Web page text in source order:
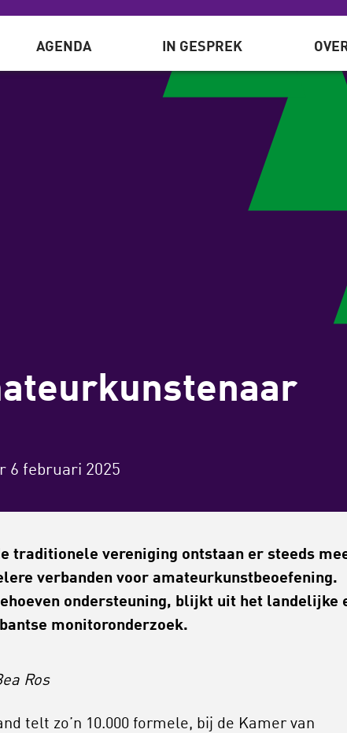
AGENDA IN GESPREK
6 februari 2025
traditionele vereniging ontstaan er steeds
verbanden voor amateurkunstbeoefening.
ondersteuning, blijkt uit het landelijke
monitoronderzoek.
Ros
telt zo’n 10.000 formele, bij de Kamer van